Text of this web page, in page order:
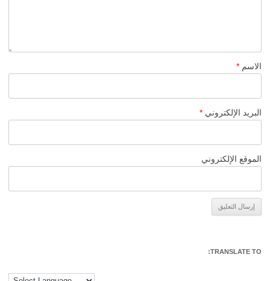
الاسم *
البريد الإلكتروني *
الموقع الإلكتروني
TRANSLATE TO: